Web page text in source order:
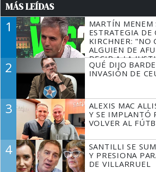
MÁS LEÍDAS
1
MARTÍN MENEM
ESTRATEGIA DE
KIRCHNER: "NO
ALGUIEN DE
DECIR A LA
TIENE QUE
2
QUÉ DIJO
INVASIÓN DE
3
ALEXIS MAC
Y SE IMPLANTÓ
VOLVER AL
4
SANTILLI SE
Y PRESIONA
DE VILLARRUEL